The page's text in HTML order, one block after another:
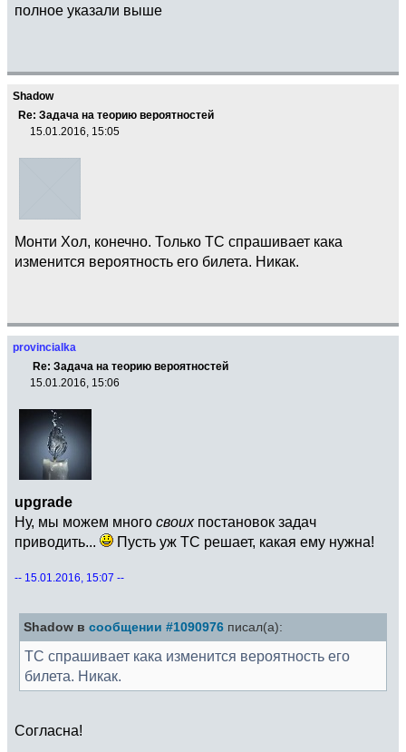
полное указали выше
Shadow
Re: Задача на теорию вероятностей
15.01.2016, 15:05
Монти Хол, конечно. Только ТС спрашивает кака
изменится вероятность его билета. Никак.
provincialka
Re: Задача на теорию вероятностей
15.01.2016, 15:06
upgrade
Ну, мы можем много своихпостановок задач
приводить...
Пусть уж ТС решает, какая ему нужна!
-- 15.01.2016, 15:07 --
Shadow в сообщении #1090976 писал(а):
ТС спрашивает кака изменится вероятность его
билета. Никак.
Согласна!